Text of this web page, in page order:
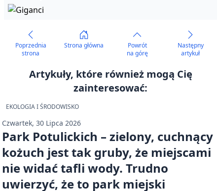
Poprzednia
strona
Strona główna
Powrót
na górę
Następny
artykuł
Artykuły, które również mogą Cię
zainteresować:
EKOLOGIA I ŚRODOWISKO
Czwartek, 30 Lipca 2026
Park Potulickich – zielony, cuchnący
kożuch jest tak gruby, że miejscami
nie widać tafli wody. Trudno
uwierzyć, że to park miejski